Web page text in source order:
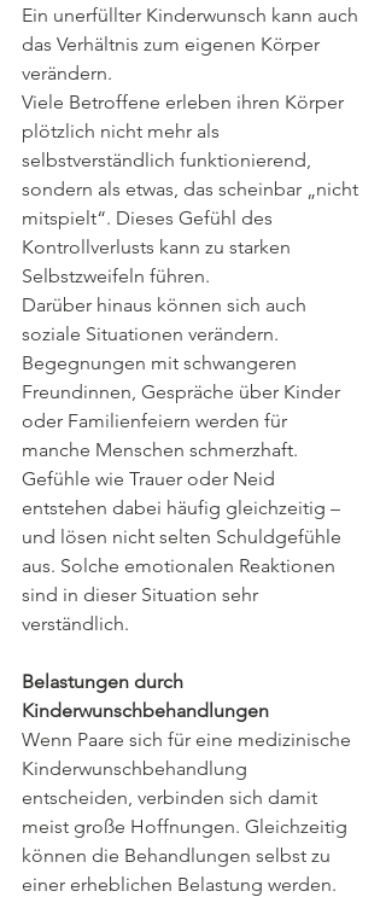
Ein unerfüllter Kinderwunsch kann auch
das Verhältnis zum eigenen Körper
verändern.
Viele Betroffene erleben ihren Körper
plötzlich nicht mehr als
selbstverständlich funktionierend,
sondern als etwas, das scheinbar „nicht
mitspielt“. Dieses Gefühl des
Kontrollverlusts kann zu starken
Selbstzweifeln führen.
Darüber hinaus können sich auch
soziale Situationen verändern.
Begegnungen mit schwangeren
Freundinnen, Gespräche über Kinder
oder Familienfeiern werden für
manche Menschen schmerzhaft.
Gefühle wie Trauer oder Neid
entstehen dabei häufig gleichzeitig –
und lösen nicht selten Schuldgefühle
aus. Solche emotionalen Reaktionen
sind in dieser Situation sehr
verständlich.
Belastungen durch
Kinderwunschbehandlungen
Wenn Paare sich für eine medizinische
Kinderwunschbehandlung
entscheiden, verbinden sich damit
meist große Hoffnungen. Gleichzeitig
können die Behandlungen selbst zu
einer erheblichen Belastung werden.